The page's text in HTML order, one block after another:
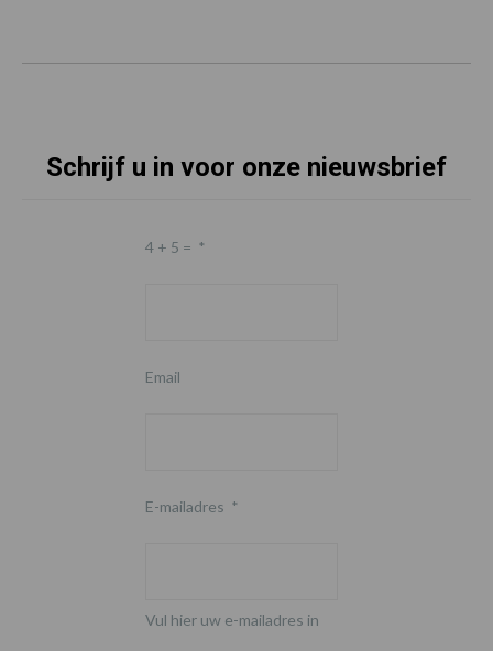
Schrijf u in voor onze nieuwsbrief
4 + 5 = *
Email
E-mailadres *
Vul hier uw e-mailadres in